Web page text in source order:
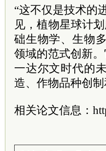
“这不仅是技术的
见，植物星球计
础生物学、生物
领域的范式创新
一达尔文时代的
造、作物品种创
相关论文信息：